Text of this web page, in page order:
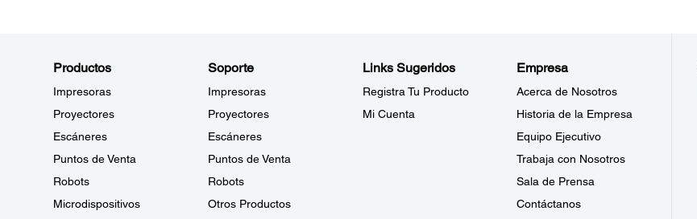
Productos
Impresoras
Proyectores
Escáneres
Puntos de Venta
Robots
Microdispositivos
Soporte
Impresoras
Proyectores
Escáneres
Puntos de Venta
Robots
Otros Productos
Links Sugeridos
Registra Tu Producto
Mi Cuenta
Empresa
Acerca de Nosotros
Historia de la Empresa
Equipo Ejecutivo
Trabaja con Nosotros
Sala de Prensa
Contáctanos